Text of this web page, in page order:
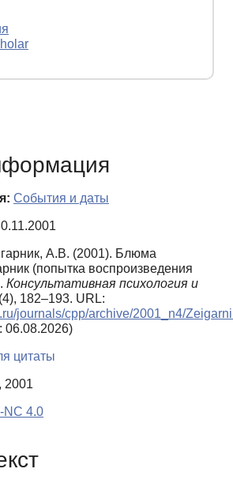
События и даты
А.В. (2001). Блюма
(попытка воспроизведения
Консультативная психология и
(4), 182–193. URL:
journals/cpp/archive/2001_n4/
06.08.2026)
цитаты
2001
NC 4.0